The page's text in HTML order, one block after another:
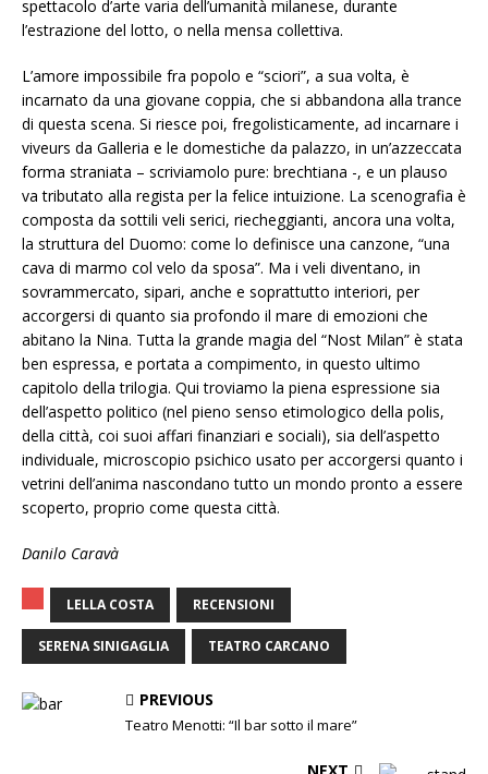
spettacolo d’arte varia dell’umanità milanese, durante
l’estrazione del lotto, o nella mensa collettiva.
L’amore impossibile fra popolo e “sciori”, a sua volta, è
incarnato da una giovane coppia, che si abbandona alla trance
di questa scena. Si riesce poi, fregolisticamente, ad incarnare i
viveurs da Galleria e le domestiche da palazzo, in un’azzeccata
forma straniata – scriviamolo pure: brechtiana -, e un plauso
va tributato alla regista per la felice intuizione. La scenografia è
composta da sottili veli serici, riecheggianti, ancora una volta,
la struttura del Duomo: come lo definisce una canzone, “una
cava di marmo col velo da sposa”. Ma i veli diventano, in
sovrammercato, sipari, anche e soprattutto interiori, per
accorgersi di quanto sia profondo il mare di emozioni che
abitano la Nina. Tutta la grande magia del “Nost Milan” è stata
ben espressa, e portata a compimento, in questo ultimo
capitolo della trilogia. Qui troviamo la piena espressione sia
dell’aspetto politico (nel pieno senso etimologico della polis,
della città, coi suoi affari finanziari e sociali), sia dell’aspetto
individuale, microscopio psichico usato per accorgersi quanto i
vetrini dell’anima nascondano tutto un mondo pronto a essere
scoperto, proprio come questa città.
Danilo Caravà
LELLA COSTA RECENSIONI
SERENA SINIGAGLIA TEATRO CARCANO
PREVIOUS
Teatro Menotti: “Il bar sotto il mare”